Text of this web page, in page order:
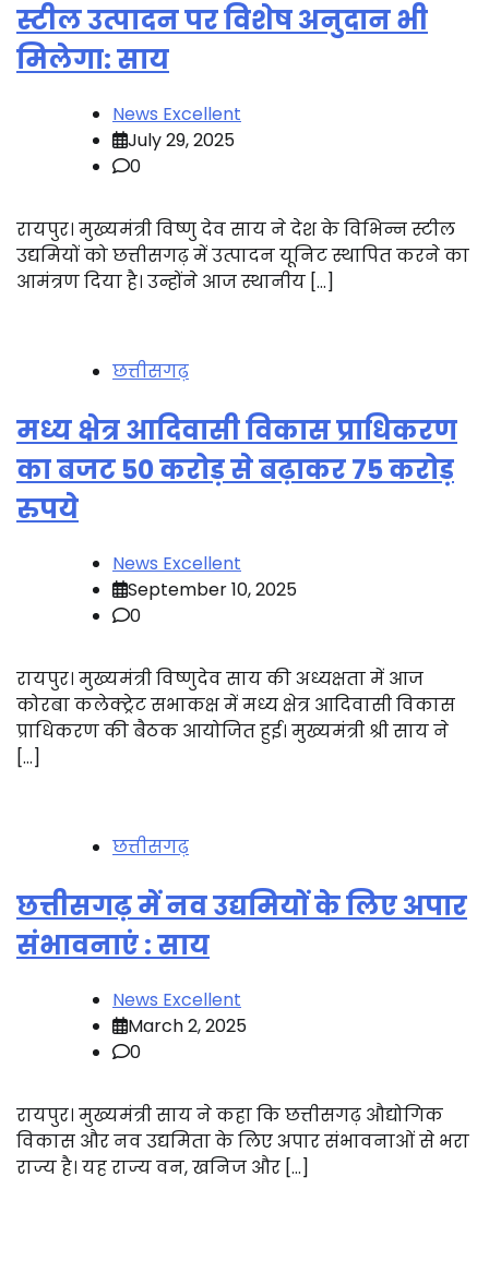
स्टील उत्पादन पर विशेष अनुदान भी
मिलेगा: साय
News Excellent
July 29, 2025
0
रायपुर। मुख्यमंत्री विष्णु देव साय ने देश के विभिन्न स्टील
उद्यमियों को छत्तीसगढ़ में उत्पादन यूनिट स्थापित करने का
आमंत्रण दिया है। उन्होंने आज स्थानीय […]
छत्तीसगढ़
मध्य क्षेत्र आदिवासी विकास प्राधिकरण
का बजट 50 करोड़ से बढ़ाकर 75 करोड़
रुपये
News Excellent
September 10, 2025
0
रायपुर। मुख्यमंत्री विष्णुदेव साय की अध्यक्षता में आज
कोरबा कलेक्ट्रेट सभाकक्ष में मध्य क्षेत्र आदिवासी विकास
प्राधिकरण की बैठक आयोजित हुई। मुख्यमंत्री श्री साय ने
[…]
छत्तीसगढ़
छत्तीसगढ़ में नव उद्यमियों के लिए अपार
संभावनाएं : साय
News Excellent
March 2, 2025
0
रायपुर। मुख्यमंत्री साय ने कहा कि छत्तीसगढ़ औद्योगिक
विकास और नव उद्यमिता के लिए अपार संभावनाओं से भरा
राज्य है। यह राज्य वन, खनिज और […]